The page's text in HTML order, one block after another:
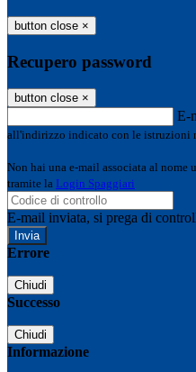
button close ×
Recupero password
button close ×
E-
all'indirizzo indicato con le istruzioni
Non hai una e-mail associata al nome
tramite la Login Spaggiari
E-mail inviata, si prega di
Errore
Chiudi
Successo
Chiudi
Informazione